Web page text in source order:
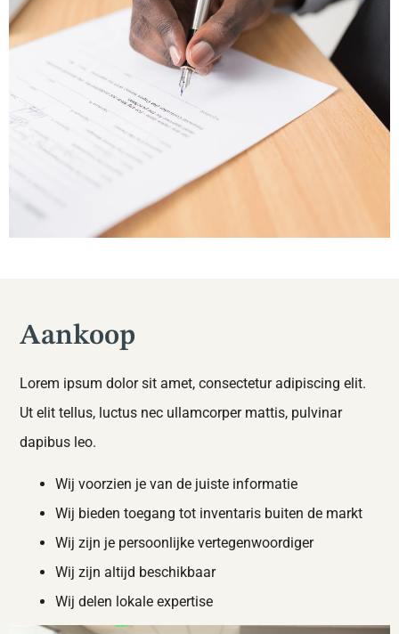
Aankoop
Lorem ipsum dolor sit amet, consectetur adipiscing elit.
Ut elit tellus, luctus nec ullamcorper mattis, pulvinar
dapibus leo.
Wij voorzien je van de juiste informatie
Wij bieden toegang tot inventaris buiten de markt
Wij zijn je persoonlijke vertegenwoordiger
Wij zijn altijd beschikbaar
Wij delen lokale expertise